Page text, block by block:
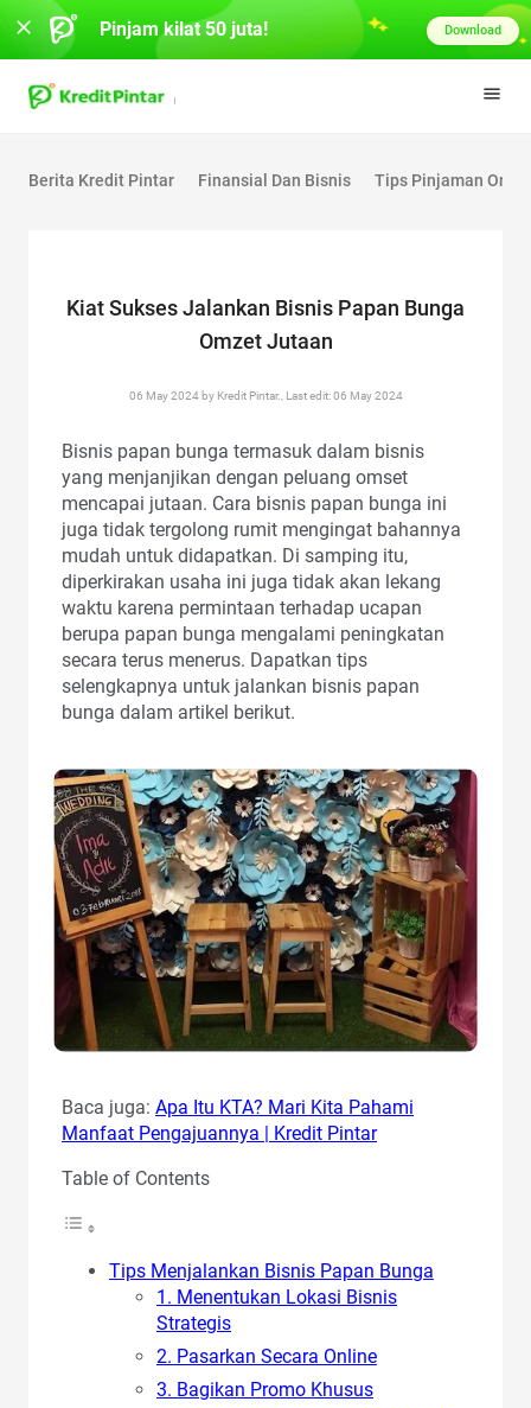
Berita Kredit Pintar Finansial Dan Bisnis Tips Pinjaman
Kiat Sukses Jalankan Bisnis Papan Bunga
Omzet Jutaan
06 May 2024 by Kredit Pintar., Last edit: 06 May 2024
Bisnis papan bunga termasuk dalam bisnis
yang menjanjikan dengan peluang omset
mencapai jutaan. Cara bisnis papan bunga ini
juga tidak tergolong rumit mengingat bahannya
mudah untuk didapatkan. Di samping itu,
diperkirakan usaha ini juga tidak akan lekang
waktu karena permintaan terhadap ucapan
berupa papan bunga mengalami peningkatan
secara terus menerus. Dapatkan tips
selengkapnya untuk jalankan bisnis papan
bunga dalam artikel berikut.
Baca juga: Apa Itu KTA? Mari Kita Pahami
Manfaat Pengajuannya | Kredit Pintar
Table of Contents
Tips Menjalankan Bisnis Papan Bunga
1. Menentukan Lokasi Bisnis
Strategis
2. Pasarkan Secara Online
3. Bagikan Promo Khusus
Pinjam kilat 50 juta! Download